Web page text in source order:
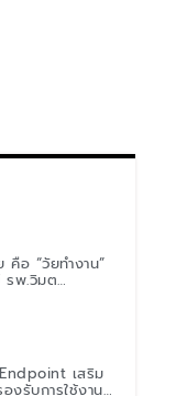
คือ “วัยทำงาน”
รพ.วิมุต
เสริม
งรับการใช้งาน